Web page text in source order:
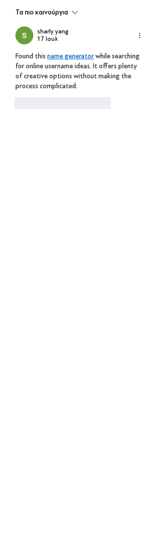
Τα πιο καινούργια
sharly yang
17 Ιουλ
Found this name generator while searching
for online username ideas. It offers plenty
of creative options without making the
process complicated.